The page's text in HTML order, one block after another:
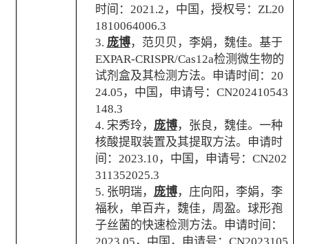
时间： 2021.2 ，中国，授权号： ZL20
1810064006.3
3. 庞博，范贝贝，李娟，魏佳。基于
EXPAR-CRISPR/Cas12a检测微生物的
试剂盒及其检测方法。申请时间： 20
24.05 ，中国，申请号： CN202410543
148.3
4. 宋秀玲， 庞博，张良，魏佳。一种
核酸提取装置及其提取方法。申请时
间： 2023.10 ，中国，申请号： CN202
311352025.3
5. 张明瑞， 庞博，庄向阳，李娟，李
福秋，单百卉，魏佳，周盈。球形孢
子丝菌的快速检测方法。申请时间：